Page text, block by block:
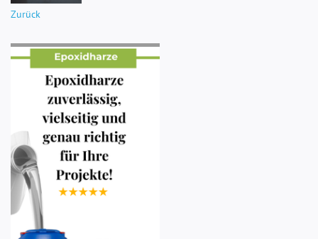
Zurück